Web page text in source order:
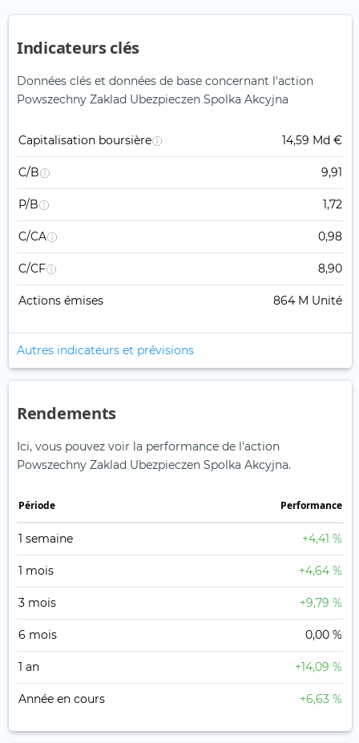
Indicateurs clés
Données clés et données de base concernant l'action
Powszechny Zaklad Ubezpieczen Spolka Akcyjna
Capitalisation boursière 14,59 Md €
C/B 9,91
P/B 1,72
C/CA 0,98
C/CF 8,90
Actions émises 864 M Unité
Autres indicateurs et prévisions
Rendements
Ici, vous pouvez voir la performance de l'action
Powszechny Zaklad Ubezpieczen Spolka Akcyjna.
Période Performance
1 semaine +4,41 %
1 mois +4,64 %
3 mois +9,79 %
6 mois 0,00 %
1 an +14,09 %
Année en cours +6,63 %